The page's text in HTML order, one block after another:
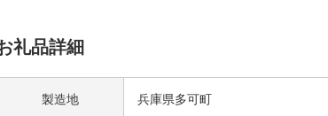
礼品詳細
製造地 兵庫県多可町